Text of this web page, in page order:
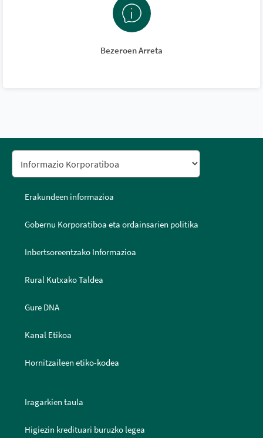
Bezeroen Arreta
Erakundeen informazioa
Gobernu Korporatiboa eta ordainsarien politika
Inbertsoreentzako Informazioa
Rural Kutxako Taldea
Gure DNA
Kanal Etikoa
Hornitzaileen etiko-kodea
Iragarkien taula
Higiezin kredituari buruzko legea